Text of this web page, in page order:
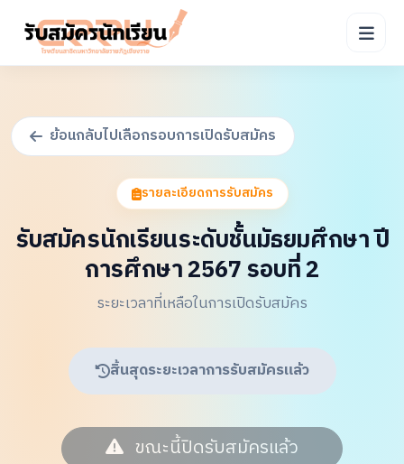
ย้อนกลับไปเลือกรอบการเปิดรับสมัคร
รายละเอียดการรับสมัคร
รับสมัครนักเรียนระดับชั้นมัธยมศึกษา ปี
การศึกษา 2567 รอบที่ 2
ระยะเวลาที่เหลือในการเปิดรับสมัคร
สิ้นสุดระยะเวลาการรับสมัครแล้ว
ขณะนี้ปิดรับสมัครแล้ว